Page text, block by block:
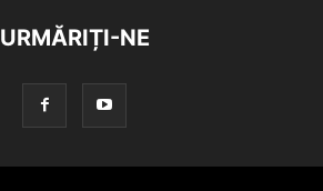
URMĂRIȚI-NE